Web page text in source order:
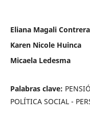
Eliana Magali
Karen Nicole Huinca
Micaela Ledesma
Palabras clave:
POLÍTICA SOCIAL -